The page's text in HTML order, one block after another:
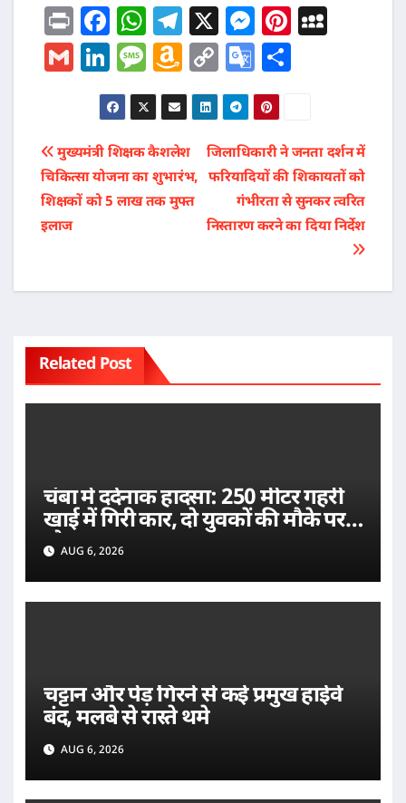
Pr
in
t
F
a
c
e
b
o
o
W
h
at
s
A
p
p
T
el
e
g
ra
m
X M
e
ss
e
n
g
er
Pi
a
c
e
G
m
l
Li
n
k
e
dI
n
M
e
ss
a
g
e
A
m
a
z
o
n
W
h
C
o
p
y
Li
k
G
o
o
gl
e
Tr
a
sl
e
Post
navigation
जिलाधिकारी ने जनता दर्शन में
फरियादियों की शिकायतों को
गंभीरता से सुनकर त्वरित
निस्तारण करने का दिया निर्देश
मुख्यमंत्री शिक्षक कैशलेश
चिकित्सा योजना का शुभारंभ,
शिक्षकों को 5 लाख तक मुफ्त
इलाज
Related Post
चंबा में दर्दनाक हादसा: 250 मीटर गहरी
खाई में गिरी कार, दो युवकों की मौके पर
मौतAUG 6, 2026
चट्टान और पेड़ गिरने से कई प्रमुख हाईवे
बंद, मलबे से रास्ते थमे
AUG 6, 2026